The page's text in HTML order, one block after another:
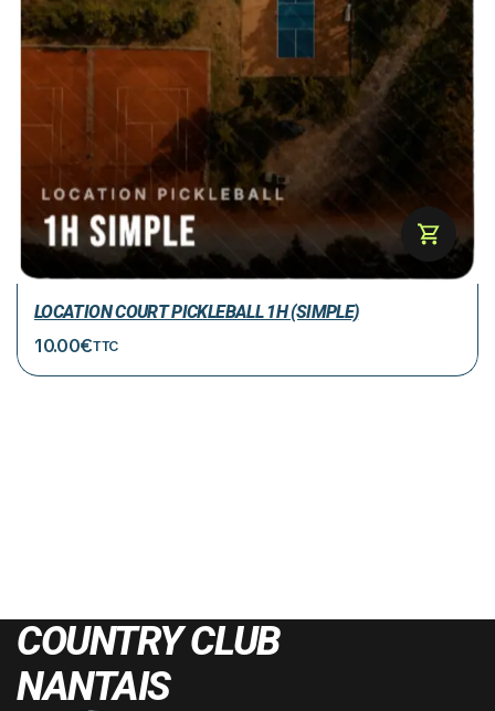
LOCATION COURT PICKLEBALL 1H (SIMPLE)
10.00€TTC
COUNTRY CLUB
NANTAIS